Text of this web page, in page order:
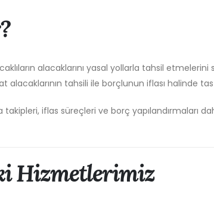
alacaklarını yasal yollarla tahsil etmelerini
tahsili ile borçlunun iflası halinde
iflas süreçleri ve borç yapılandırmaları
Hizmetlerimiz